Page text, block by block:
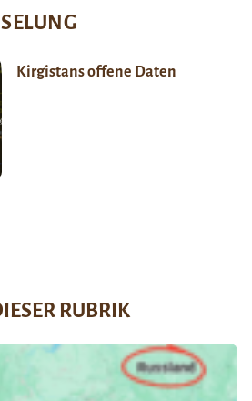
Kirgistans offene Daten
RUBRIK